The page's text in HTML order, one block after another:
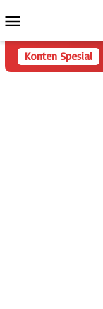
ke
Mobile
Konten Spesial
Pertanyaan